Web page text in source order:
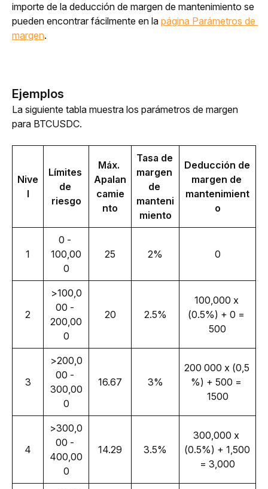
importe de la deducción de margen de mantenimiento se
pueden encontrar fácilmente en la página Parámetros de
margen.
Ejemplos
La siguiente tabla muestra los parámetros de margen
para BTCUSDC.
Nive
l
Límites
de
riesgo
Máx.
Apalan
camie
nto
Tasa de
margen
de
manteni
miento
Deducción de
margen de
mantenimient
o
1
0 -
100,00
0
25 2% 0
2
>100,0
00 -
200,00
0
20 2.5%
100,000 x
(0.5%) + 0 =
500
3
>200,0
00 -
300,00
0
16.67 3%
200 000 x (0,5
%) + 500 =
1500
4
>300,0
00 -
400,00
0
14.29 3.5%
300,000 x
(0.5%) + 1,500
= 3,000